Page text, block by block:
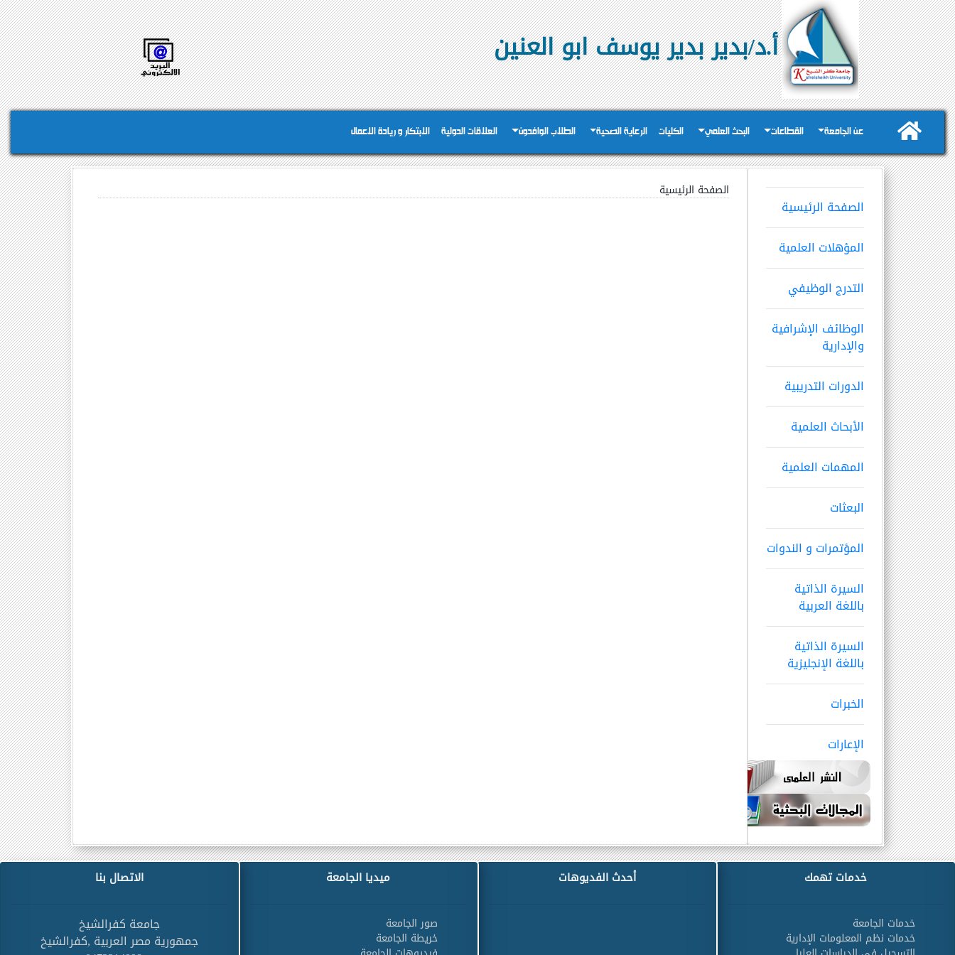
أ.د/بدير بدير يوسف ابو العنين
عن الجامعة القطاعات البحث العلمي الكليات الرعاية الصحية الطلاب الوافدون العلاقات الدولية الابتكار و ريادة الاعمال
الصفحة الرئيسية
المؤهلات العلمية
التدرج الوظيفي
الوظائف الإشرافية
والإدارية
الدورات التدريبية
الأبحاث العلمية
المهمات العلمية
البعثات
المؤتمرات و الندوات
السيرة الذاتية
باللغة العربية
السيرة الذاتية
باللغة الإنجليزية
الخبرات
الإعارات
الصفحة الرئيسية
خدمات تهمك
خدمات الجامعة
خدمات نظم المعلومات الإدارية
أحدث الفديوهات ميديا الجامعة
صور الجامعة
خريطة الجامعة
الاتصال بنا
جامعة كفرالشيخ
جمهورية مصر العربية ,كفرالشيخ